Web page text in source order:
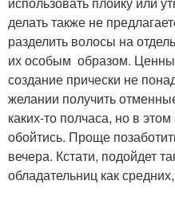
делать также не
разделить волосы на
их особым образом.
создание прически не
желании получить
каких-то полчаса, но в
обойтись. Проще
вечера. Кстати, подойдет
обладательниц как